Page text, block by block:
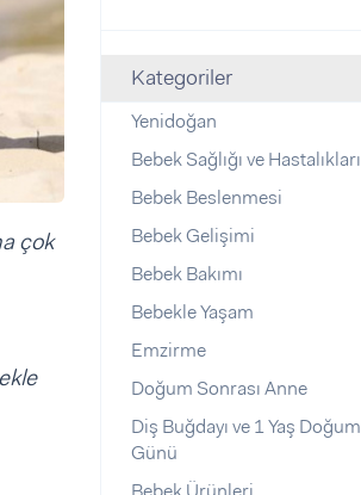
çok
Kategoriler
Yenidoğan
Bebek Sağlığı ve Hastalıkları
Bebek Beslenmesi
Bebek Gelişimi
Bebek Bakımı
Bebekle Yaşam
Emzirme
Doğum Sonrası Anne
Diş Buğdayı ve 1 Yaş Doğum
Günü